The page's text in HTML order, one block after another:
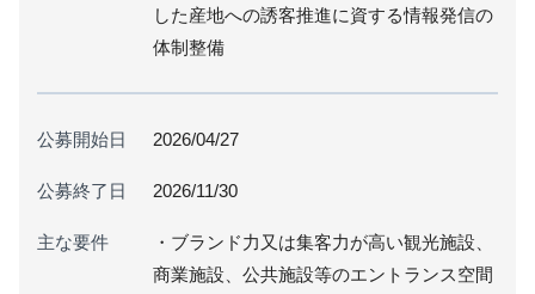
した産地への誘客推進に資する情報発信の
体制整備
公募開始日 2026/04/27
公募終了日 2026/11/30
主な要件
・ブランド力又は集客力が高い観光施設、
商業施設、公共施設等のエントランス空間